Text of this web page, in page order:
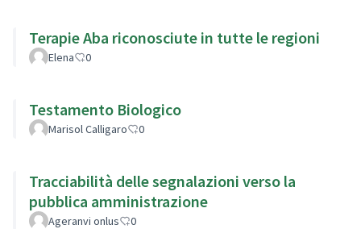
Terapie Aba riconosciute in tutte le regioni
Elena 0
Testamento Biologico
Marisol Calligaro 0
Tracciabilità delle segnalazioni verso la
pubblica amministrazione
Ageranvi onlus 0